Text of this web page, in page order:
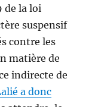
de la loi
suspensif
contre les
matière de
indirecte de
a donc